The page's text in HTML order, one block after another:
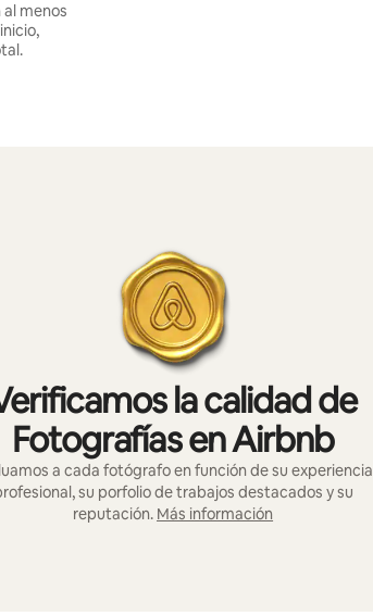
menos
la calidad de
Fotografías en Airbnb
a cada fotógrafo en función de su experiencia
su porfolio de trabajos destacados y su
reputación. Más información